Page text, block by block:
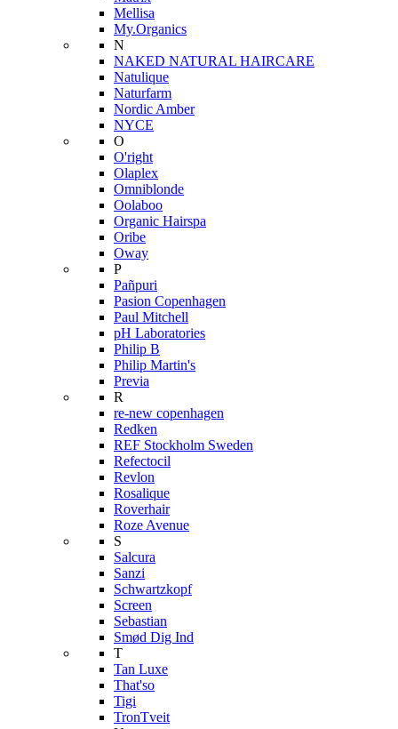
Mellisa
My.Organics
N
NAKED NATURAL HAIRCARE
Natulique
Naturfarm
Nordic Amber
NYCE
O
O'right
Olaplex
Omniblonde
Oolaboo
Organic Hairspa
Oribe
Oway
P
Pañpuri
Pasion Copenhagen
Paul Mitchell
pH Laboratories
Philip B
Philip Martin's
Previa
R
re-new copenhagen
Redken
REF Stockholm Sweden
Refectocil
Revlon
Rosalique
Roverhair
Roze Avenue
S
Salcura
Sanzi
Schwartzkopf
Screen
Sebastian
Smød Dig Ind
T
Tan Luxe
That'so
Tigi
TronTveit